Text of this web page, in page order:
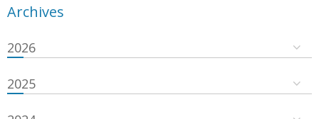
Archives
2026
2025